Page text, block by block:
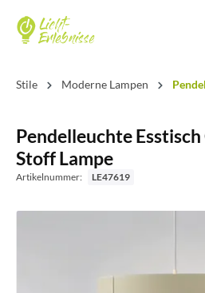
Stile Moderne Lampen
Pendelleuchte
Stoff Lampe
Artikelnummer: LE47619